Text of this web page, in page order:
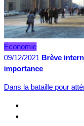
Économie
09/12/2021 Brève
importance
Dans la bataille pour